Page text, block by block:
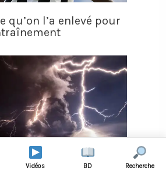
qu’on l’a enlevé pour
Vidéos BD Recherche